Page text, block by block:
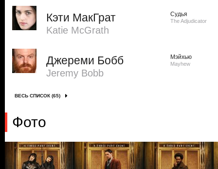
Кэти МакГрат
Katie McGrath
Судья
The Adjudicator
Джереми Бобб
Jeremy Bobb
Мэйхью
Mayhew
ВЕСЬ СПИСОК (65)
Фото